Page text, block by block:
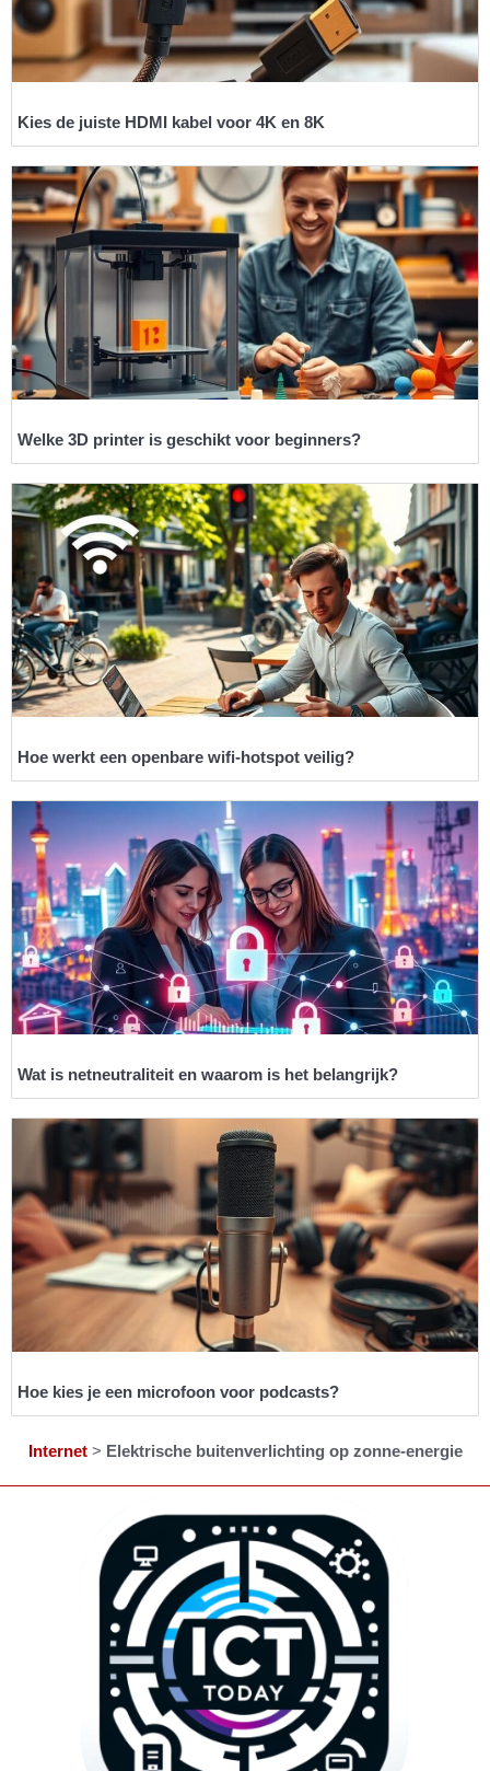
Kies de juiste HDMI kabel voor 4K en 8K
Welke 3D printer is geschikt voor beginners?
Hoe werkt een openbare wifi-hotspot veilig?
Wat is netneutraliteit en waarom is het belangrijk?
Hoe kies je een microfoon voor podcasts?
Internet> Elektrische buitenverlichting op zonne-energie